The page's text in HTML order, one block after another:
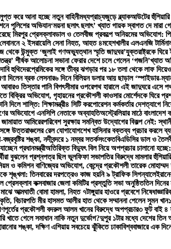
করে আনা হচ্ছে নতুন বাহিনীমধ্যপ্রাচ্যজুড়ে ব্ল্যাকআউটের হুঁশিয়ারি
পুলিশের অভিযান‘ময়না ছলাৎ ছলাৎ’ খ্যাত গায়ক স্বাগত দে মারা
মিরপুর প্রেসক্লাবডাল ও তেলবীজ প্রকল্পে অনিয়মের অভিযোগ:
২ ইসরায়েলি সেনা নিহত, আহত ৪মহেশখালীর এলএনজি
থেকে উন্মুক্ত ‘জুলাই গণঅভ্যুত্থান স্মৃতি জাদুঘর’যুক্তরাষ্ট্রকে
শীর্ষক আলোচনা সভানা ফেরার দেশে চলে গেলেন ‘গজনি’খ্যাত
হুথিদেরপ্রেমিকের সঙ্গে তীব্র ঝগড়ার পর ১৮ তলা থেকে লাফ
দিলেন ব্রক লেসনার৬ দিনে বিলিয়ন ডলার আয় ছাড়াল ‘স্পাইডার-
আবারও তিস্তার পানি বিপৎসীমার ওপরেপথ হারালে এই জাদুঘরে এসে
বিক্রির অভিযোগ, গৃহায়নের প্রকৌশলী কাওসার মোর্শেদকে ঘিরে
দিলে শাস্তি: শিক্ষামন্ত্রী৪ সিটি করপোরেশন কর্মকর্তার দেশত্যাগে
অভিযোগে এনসিপি নেতাকে অব্যাহতিঅস্ট্রেলিয়ার মাঠে বাংলাদেশ
আমিরেরপরিবেশ সুরক্ষায় সমন্বিত উদ্যোগের বিকল্প নেই:
উত্তরাঞ্চলের রেল যোগাযোগশেখ হাসিনার বক্তব্য প্রচার করলে
শঙ্কা, নদীবন্দরে ১ নম্বর সতর্কসংকেতবিএডিসির ডাল ও
প্রধানমন্ত্রীঅতিরিক্ত বিদ্যুৎ বিল নিয়ে অপপ্রচার চালানো
বুঝলেন প্রশ্নপত্র ছিল ভুলফিফা সভাপতির বিরুদ্ধে মামলার
ও কমিশন বাণিজ্যের অভিযোগ, কেন্দ্রে প্রকৌশলী তারেক মোহাম্মদ
শৃঙ্খলা: তিনবারের দরপত্রেও কাজ হয়নি ৯ ট্রাফিক সিগন্যালে
প্রেসক্লাব কক্সবাজার জেলা কমিটির প্রস্তুতি সভা অনুষ্ঠিততিন
আত্মঘাতী বোমা হামলা, নিহত ৭টাঙ্গুয়ার হাওরে প্রবেশে নিষেধাজ্ঞা
বিচারপতি মীর হাসমত আলীর হাত থেকে সম্মাননা পেলেন সুমন খান
প্রকৌশলী বদরুল আলম খানের বিরুদ্ধে অপপ্রচার৩ ফুট বাই ৪
খাতে গেলে সমাধান নাকি নতুন দুর্ভোগ?দুপুর ১টার মধ্যে দেশের তিন
শঙ্কা, দক্ষিণ এশিয়ায় সবচেয়ে ঝুঁকিতে ঢাকাবিশ্ববাজারে এক